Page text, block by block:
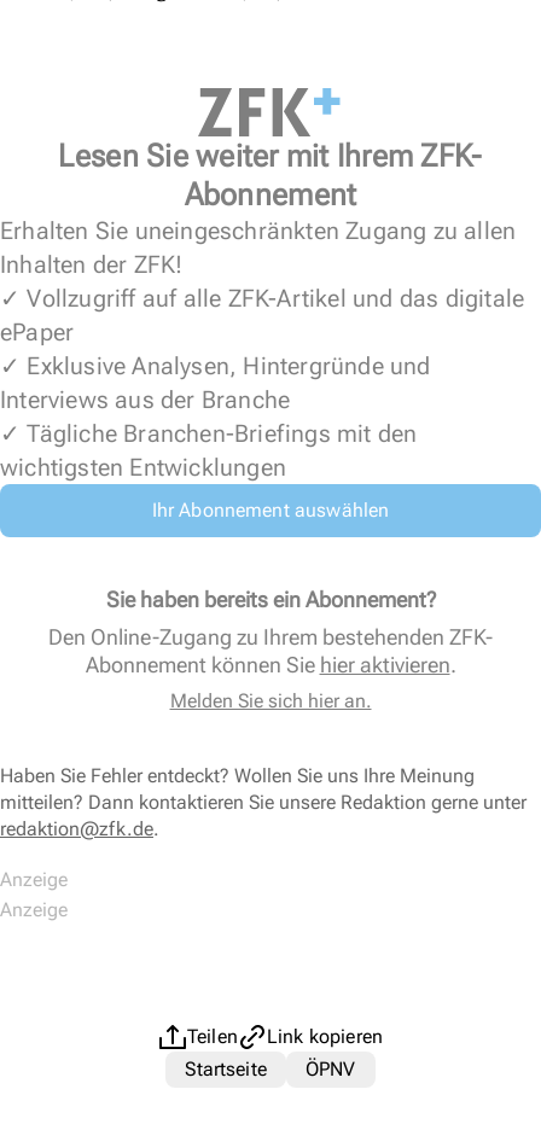
Lesen Sie weiter mit Ihrem ZFK-
Abonnement
Erhalten Sie uneingeschränkten Zugang zu allen
Inhalten der ZFK!
✓ Vollzugriff auf alle ZFK-Artikel und das digitale
ePaper
✓ Exklusive Analysen, Hintergründe und
Interviews aus der Branche
✓ Tägliche Branchen-Briefings mit den
wichtigsten Entwicklungen
Ihr Abonnement auswählen
Sie haben bereits ein Abonnement?
Den Online-Zugang zu Ihrem bestehenden ZFK-
Abonnement können Sie hier aktivieren.
Melden Sie sich hier an.
Haben Sie Fehler entdeckt? Wollen Sie uns Ihre Meinung
mitteilen? Dann kontaktieren Sie unsere Redaktion gerne unter
redaktion@zfk.de.
Teilen
Link kopieren
Startseite
ÖPNV